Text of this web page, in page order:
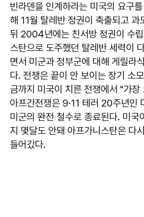
빈라덴을 인계하라는 미국의 요구
해 11월 탈레반 정권이 축출되고 과
뒤 2004년에는 친서방 정권이 수립
스탄으로 도주했던 탈레반 세력이
면서 미군과 정부군에 대해 게릴라
다. 전쟁은 끝이 안 보이는 장기 소
금까지 미국이 치른 전쟁에서 "가장
아프간전쟁은 9·11 테러 20주년인
미군의 완전 철수로 종료된다. 미국
지 몇달도 안돼 아프가니스탄은 다
들어갔다.